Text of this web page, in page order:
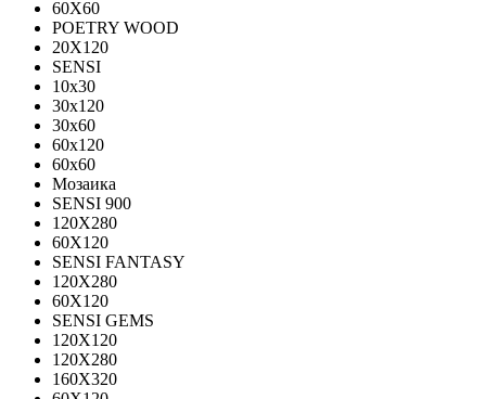
60Х60
POETRY WOOD
20Х120
SENSI
10x30
30x120
30x60
60x120
60x60
Мозаика
SENSI 900
120Х280
60X120
SENSI FANTASY
120Х280
60Х120
SENSI GEMS
120Х120
120Х280
160X320